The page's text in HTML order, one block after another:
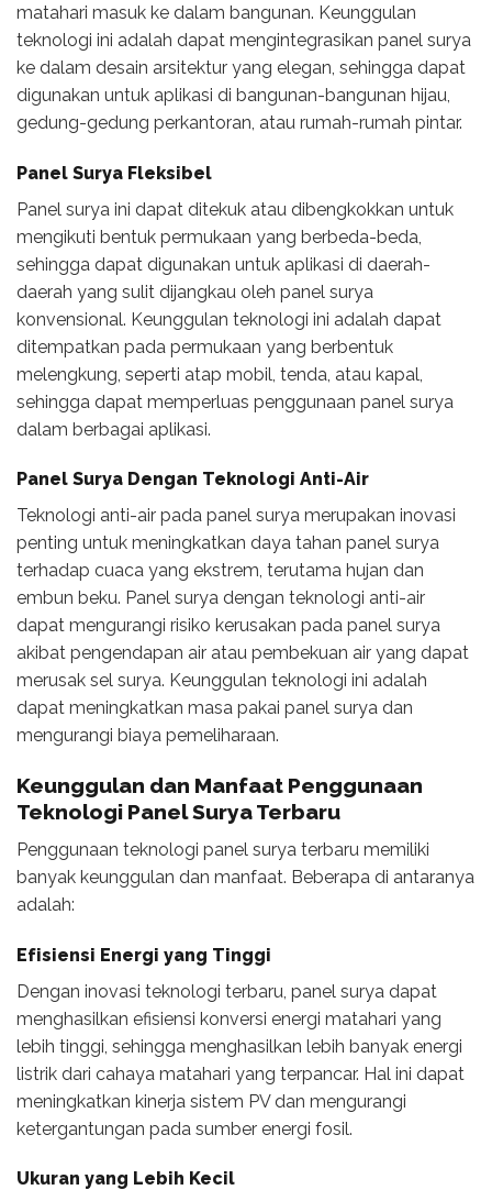
matahari masuk ke dalam bangunan. Keunggulan
teknologi ini adalah dapat mengintegrasikan panel surya
ke dalam desain arsitektur yang elegan, sehingga dapat
digunakan untuk aplikasi di bangunan-bangunan hijau,
gedung-gedung perkantoran, atau rumah-rumah pintar.
Panel Surya Fleksibel
Panel surya ini dapat ditekuk atau dibengkokkan untuk
mengikuti bentuk permukaan yang berbeda-beda,
sehingga dapat digunakan untuk aplikasi di daerah-
daerah yang sulit dijangkau oleh panel surya
konvensional. Keunggulan teknologi ini adalah dapat
ditempatkan pada permukaan yang berbentuk
melengkung, seperti atap mobil, tenda, atau kapal,
sehingga dapat memperluas penggunaan panel surya
dalam berbagai aplikasi.
Panel Surya Dengan Teknologi Anti-Air
Teknologi anti-air pada panel surya merupakan inovasi
penting untuk meningkatkan daya tahan panel surya
terhadap cuaca yang ekstrem, terutama hujan dan
embun beku. Panel surya dengan teknologi anti-air
dapat mengurangi risiko kerusakan pada panel surya
akibat pengendapan air atau pembekuan air yang dapat
merusak sel surya. Keunggulan teknologi ini adalah
dapat meningkatkan masa pakai panel surya dan
mengurangi biaya pemeliharaan.
Keunggulan dan Manfaat Penggunaan
Teknologi Panel Surya Terbaru
Penggunaan teknologi panel surya terbaru memiliki
banyak keunggulan dan manfaat. Beberapa di antaranya
adalah:
Efisiensi Energi yang Tinggi
Dengan inovasi teknologi terbaru, panel surya dapat
menghasilkan efisiensi konversi energi matahari yang
lebih tinggi, sehingga menghasilkan lebih banyak energi
listrik dari cahaya matahari yang terpancar. Hal ini dapat
meningkatkan kinerja sistem PV dan mengurangi
ketergantungan pada sumber energi fosil.
Ukuran yang Lebih Kecil